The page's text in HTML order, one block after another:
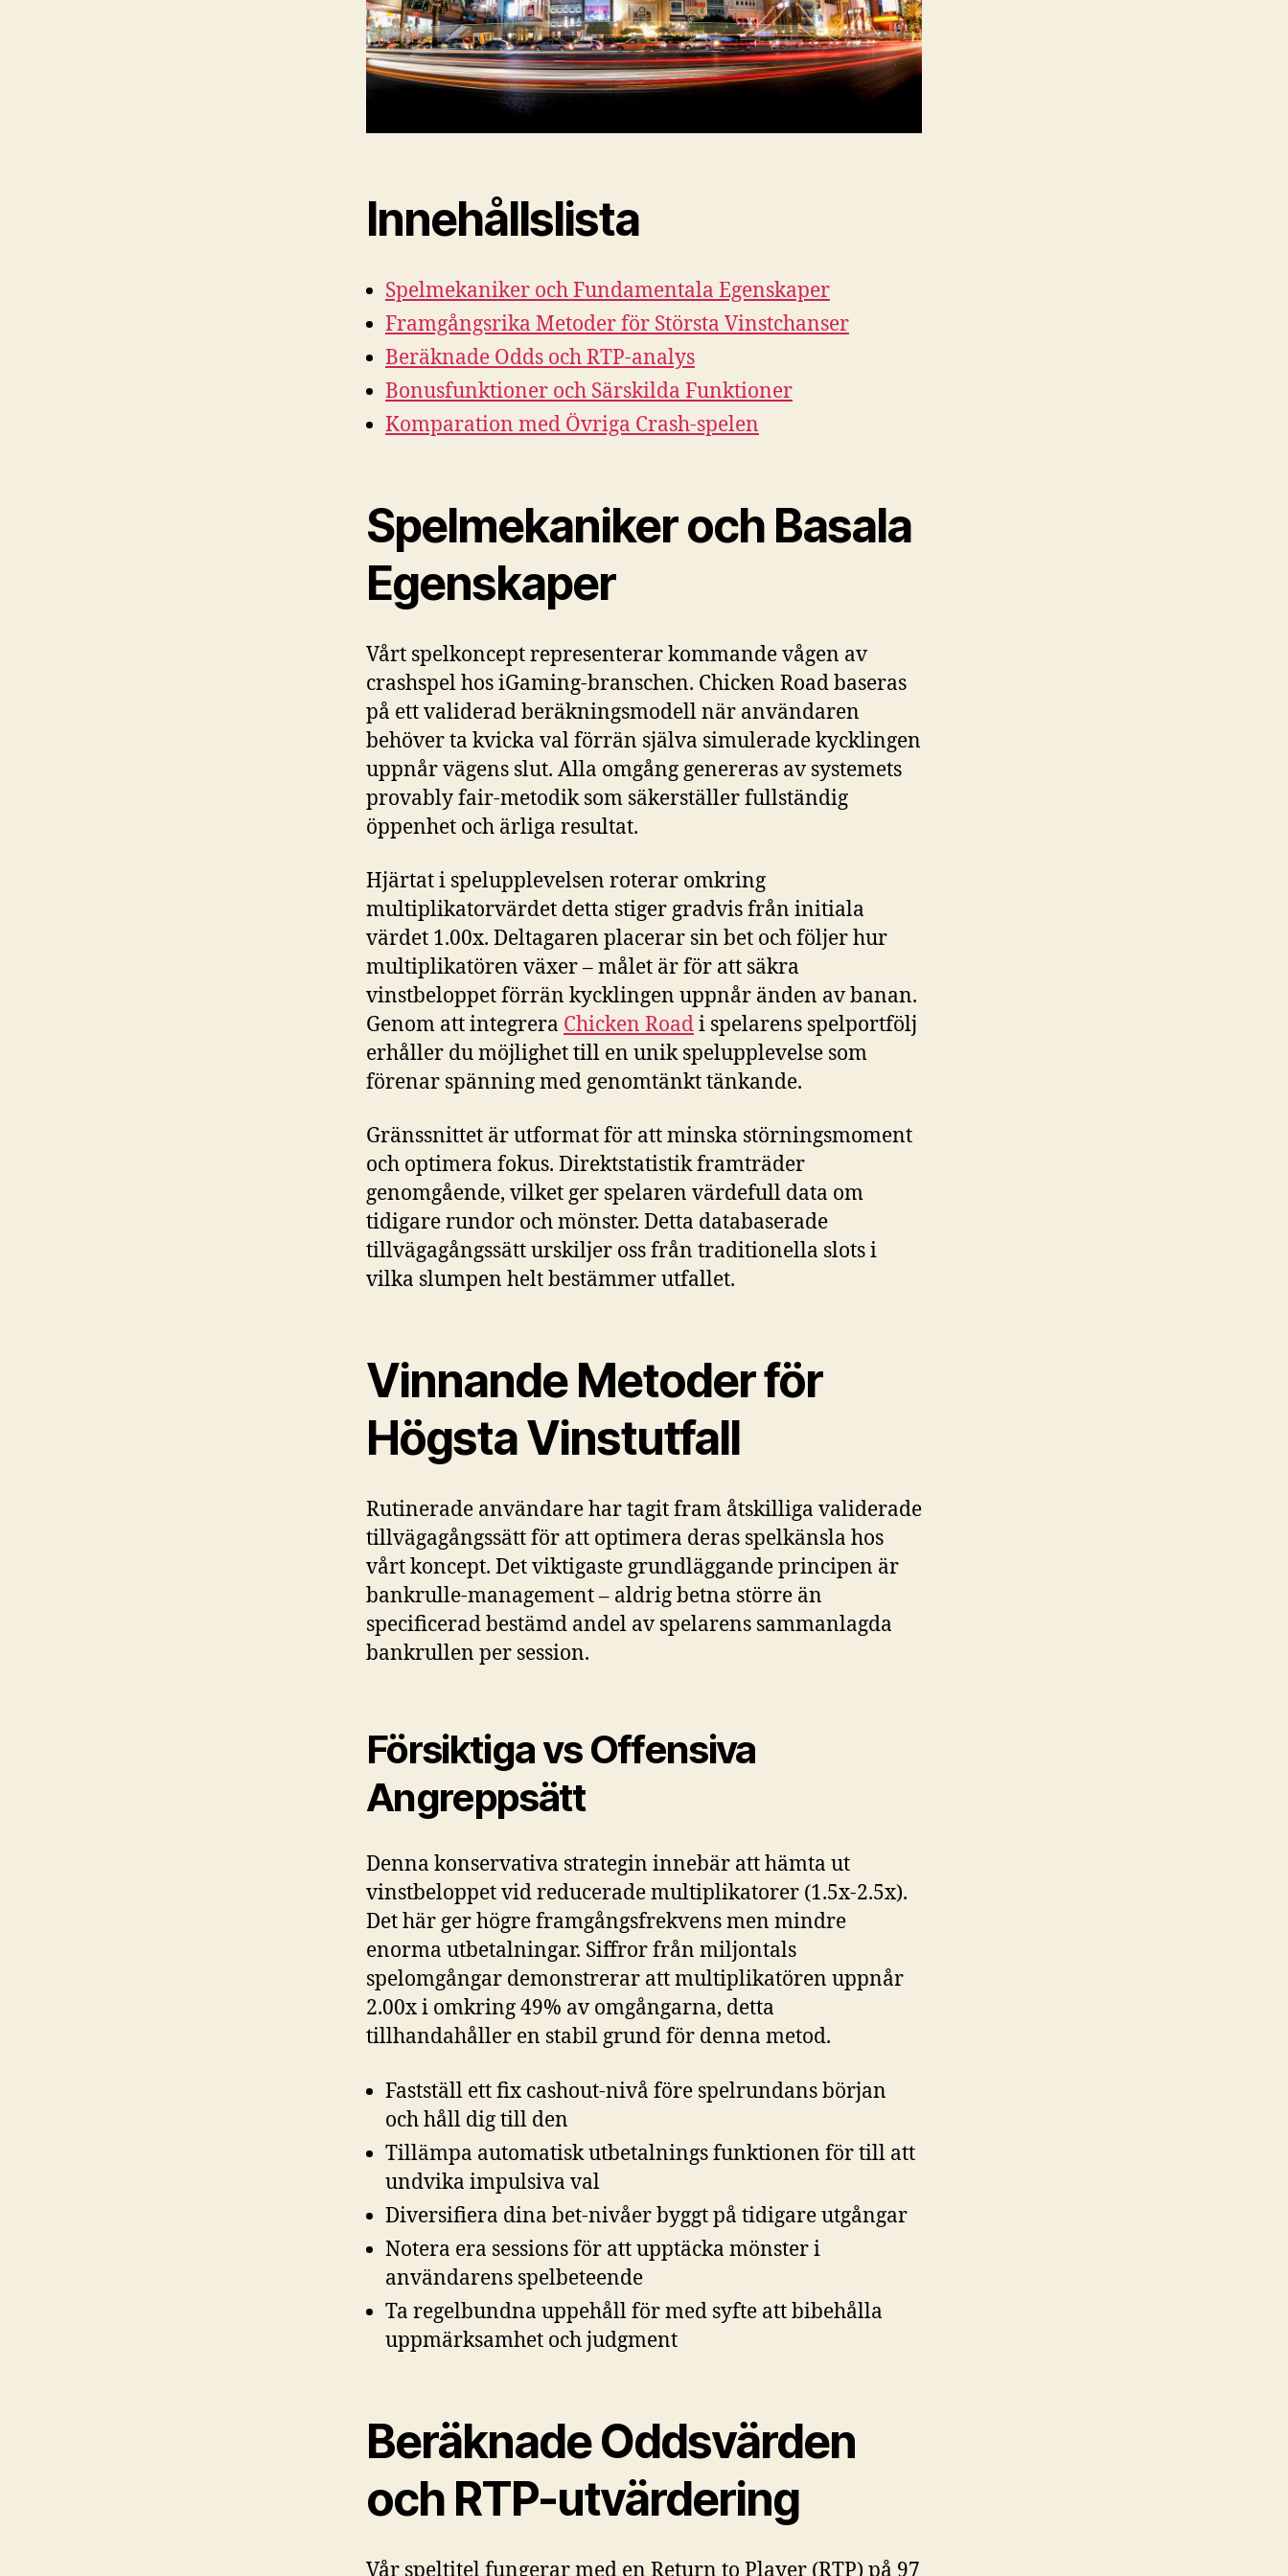
Innehållslista
Spelmekaniker och Fundamentala Egenskaper
Framgångsrika Metoder för Största Vinstchanser
Beräknade Odds och RTP-analys
Bonusfunktioner och Särskilda Funktioner
Komparation med Övriga Crash-spelen
Spelmekaniker och Basala
Egenskaper
Vårt spelkoncept representerar kommande vågen av
crashspel hos iGaming-branschen. Chicken Road baseras
på ett validerad beräkningsmodell när användaren
behöver ta kvicka val förrän själva simulerade kycklingen
uppnår vägens slut. Alla omgång genereras av systemets
provably fair-metodik som säkerställer fullständig
öppenhet och ärliga resultat.
Hjärtat i spelupplevelsen roterar omkring
multiplikatorvärdet detta stiger gradvis från initiala
värdet 1.00x. Deltagaren placerar sin bet och följer hur
multiplikatören växer – målet är för att säkra
vinstbeloppet förrän kycklingen uppnår änden av banan.
Genom att integrera Chicken Roadi spelarens spelportfölj
erhåller du möjlighet till en unik spelupplevelse som
förenar spänning med genomtänkt tänkande.
Gränssnittet är utformat för att minska störningsmoment
och optimera fokus. Direktstatistik framträder
genomgående, vilket ger spelaren värdefull data om
tidigare rundor och mönster. Detta databaserade
tillvägagångssätt urskiljer oss från traditionella slots i
vilka slumpen helt bestämmer utfallet.
Vinnande Metoder för
Högsta Vinstutfall
Rutinerade användare har tagit fram åtskilliga validerade
tillvägagångssätt för att optimera deras spelkänsla hos
vårt koncept. Det viktigaste grundläggande principen är
bankrulle-management – aldrig betna större än
specificerad bestämd andel av spelarens sammanlagda
bankrullen per session.
Försiktiga vs Offensiva
Angreppsätt
Denna konservativa strategin innebär att hämta ut
vinstbeloppet vid reducerade multiplikatorer (1.5x-2.5x).
Det här ger högre framgångsfrekvens men mindre
enorma utbetalningar. Siffror från miljontals
spelomgångar demonstrerar att multiplikatören uppnår
2.00x i omkring 49% av omgångarna, detta
tillhandahåller en stabil grund för denna metod.
Fastställ ett fix cashout-nivå före spelrundans början
och håll dig till den
Tillämpa automatisk utbetalnings funktionen för till att
undvika impulsiva val
Diversifiera dina bet-nivåer byggt på tidigare utgångar
Notera era sessions för att upptäcka mönster i
användarens spelbeteende
Ta regelbundna uppehåll för med syfte att bibehålla
uppmärksamhet och judgment
Beräknade Oddsvärden
och RTP-utvärdering
Vår speltitel fungerar med en Return to Player (RTP) på 97